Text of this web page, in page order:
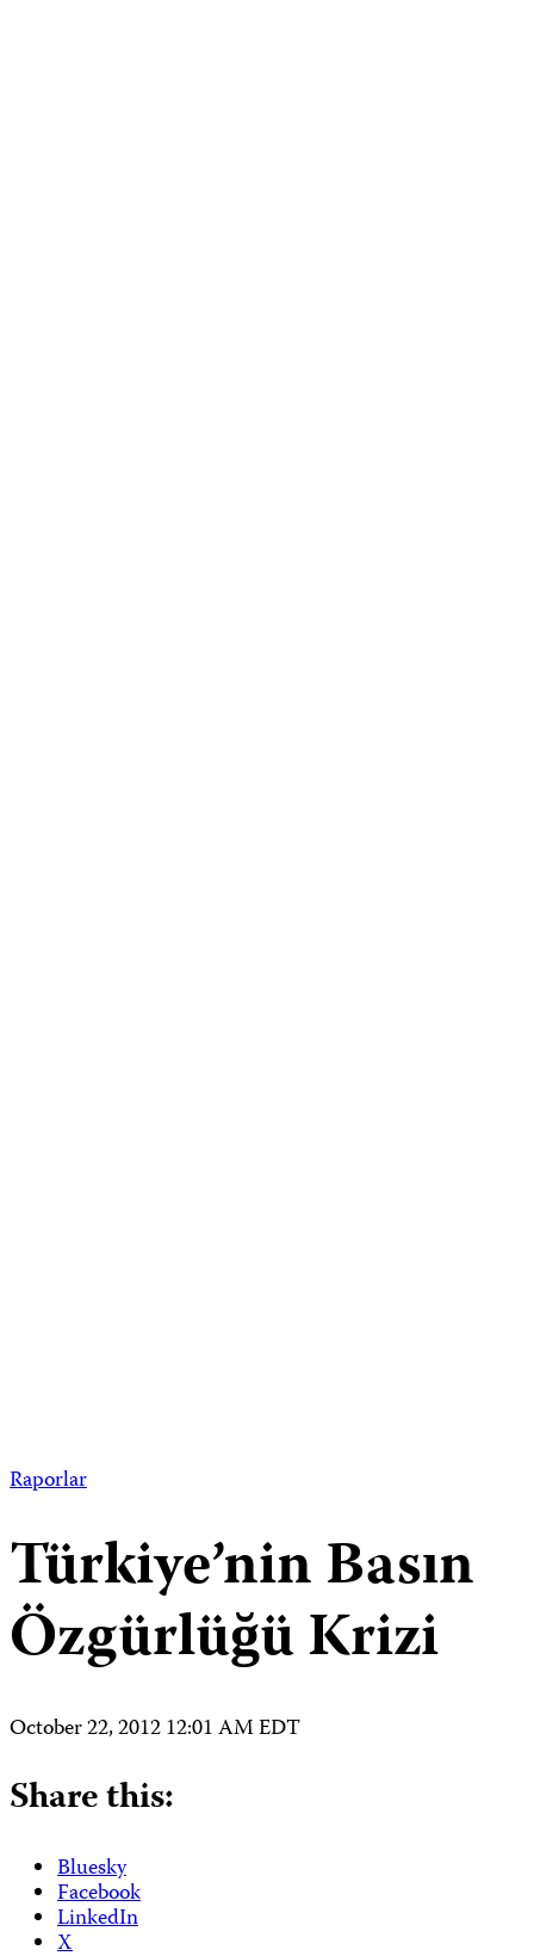
Raporlar
Türkiye’nin Basın
Özgürlüğü Krizi
October 22, 2012 12:01 AM EDT
Share this:
Bluesky
Facebook
LinkedIn
X